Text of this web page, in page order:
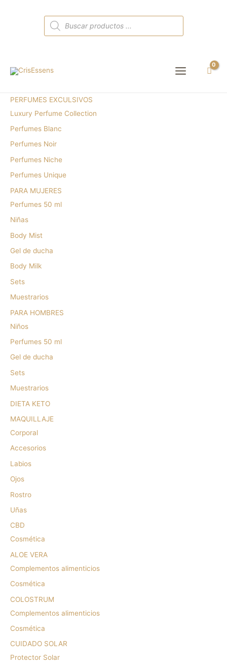
Búsqueda
de
productos
Main
PERFUMES EXCULSIVOS
Luxury Perfume Collection
Perfumes Blanc
Perfumes Noir
Perfumes Niche
Perfumes Unique
PARA MUJERES
Perfumes 50 ml
Niñas
Body Mist
Gel de ducha
Body Milk
Sets
Muestrarios
PARA HOMBRES
Niños
Perfumes 50 ml
Gel de ducha
Sets
Muestrarios
DIETA KETO
MAQUILLAJE
Corporal
Accesorios
Labios
Ojos
Rostro
Uñas
CBD
Cosmética
ALOE VERA
Complementos alimenticios
Cosmética
COLOSTRUM
Complementos alimenticios
Cosmética
CUIDADO SOLAR
Protector Solar